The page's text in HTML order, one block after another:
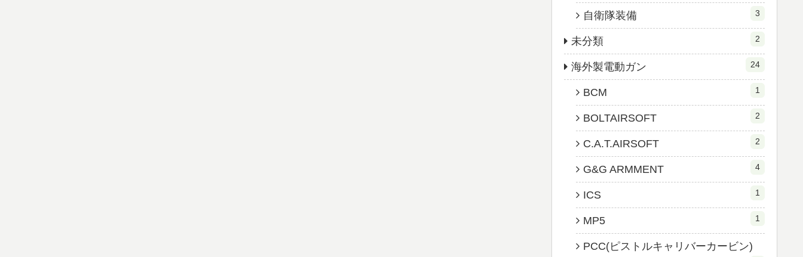
自衛隊装備 3
未分類 2
海外製電動ガン 24
BCM 1
BOLTAIRSOFT 2
C.A.T.AIRSOFT 2
G&G ARMMENT 4
ICS 1
MP5 1
PCC(ピストルキャリバーカービン)